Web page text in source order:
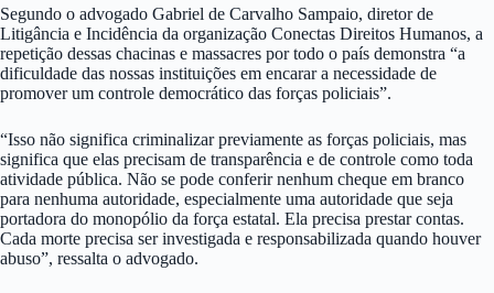
Segundo o advogado Gabriel de Carvalho Sampaio, diretor de
Litigância e Incidência da organização Conectas Direitos Humanos, a
repetição dessas chacinas e massacres por todo o país demonstra “a
dificuldade das nossas instituições em encarar a necessidade de
promover um controle democrático das forças policiais”.
“Isso não significa criminalizar previamente as forças policiais, mas
significa que elas precisam de transparência e de controle como toda
atividade pública. Não se pode conferir nenhum cheque em branco
para nenhuma autoridade, especialmente uma autoridade que seja
portadora do monopólio da força estatal. Ela precisa prestar contas.
Cada morte precisa ser investigada e responsabilizada quando houver
abuso”, ressalta o advogado.